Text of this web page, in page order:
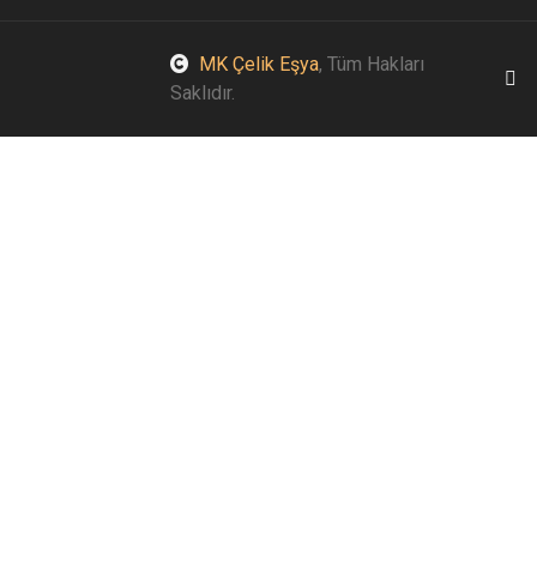
MK Çelik Eşya, Tüm Hakları
Saklıdır.